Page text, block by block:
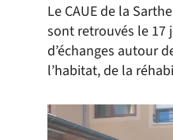
Le CAUE de la
sont retrouvés le 17
d’échanges autour
l’habitat, de la